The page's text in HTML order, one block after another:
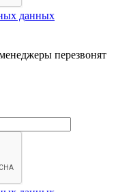
данных
перезвонят